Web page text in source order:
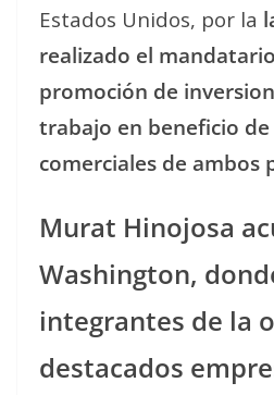
Estados Unidos, por la
realizado el
promoción de
trabajo en beneficio de
comerciales de ambos
Murat Hinojosa
Washington,
integrantes de la
destacados